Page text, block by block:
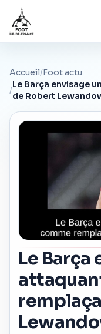
Accueil/Foot actu
/
Le Barça envisage
de Robert
Le Barça